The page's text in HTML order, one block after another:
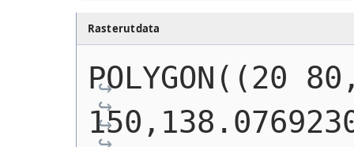
Rasterutdata
POLYGON((20